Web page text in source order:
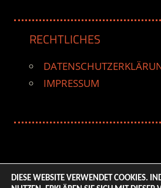
RECHTLICHES
IMPRESSUM
DIESE WEBSITE VERWENDET COOKIES.